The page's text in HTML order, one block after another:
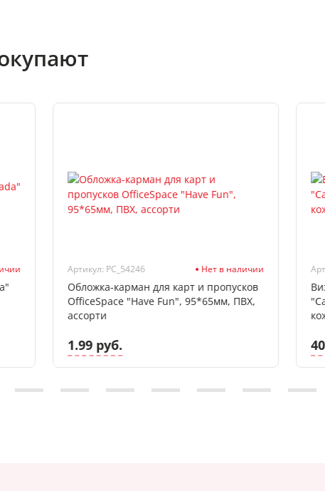
Артикул: PC_54246 Нет в наличии
Обложка-карман для карт и пропусков
OfficeSpace "Have Fun", 95*65мм, ПВХ,
ассорти
1.99 руб.